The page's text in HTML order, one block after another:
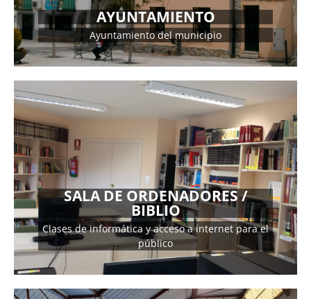
AYUNTAMIENTO
Ayuntamiento del municipio
Pza. Mayor s/n Tlf. 921 483 000
MÁS INFORMACIÓN
SALA DE ORDENADORES /
BIBLIO
Clases de informática y acceso a internet para el
público
DIRECCIÓN
C/ Pilas (EDIFICIO BANKIA) Tlf. 921483382
MÁS INFORMACIÓN